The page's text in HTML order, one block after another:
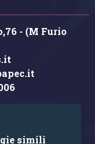
- (M Furio
simili